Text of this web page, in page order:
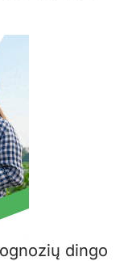
dingo